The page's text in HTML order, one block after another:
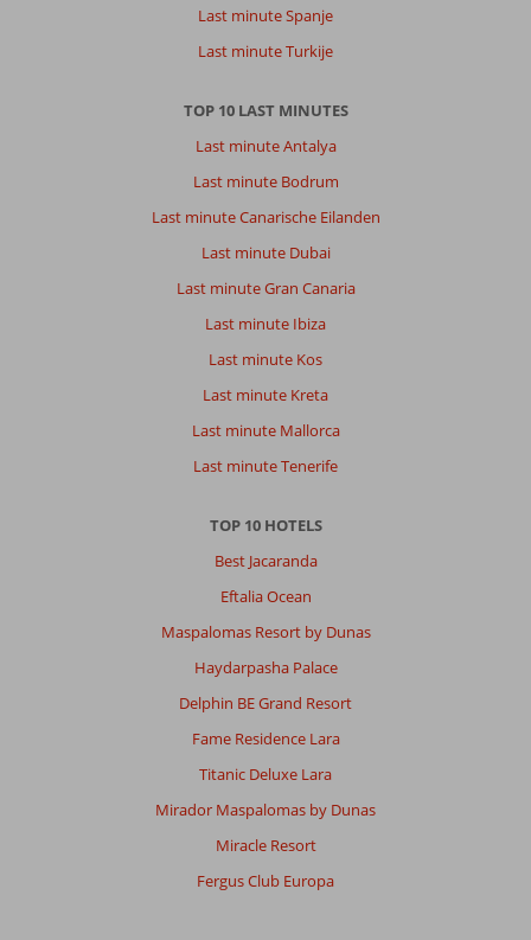
Last minute Spanje
Last minute Turkije
TOP 10 LAST MINUTES
Last minute Antalya
Last minute Bodrum
Last minute Canarische Eilanden
Last minute Dubai
Last minute Gran Canaria
Last minute Ibiza
Last minute Kos
Last minute Kreta
Last minute Mallorca
Last minute Tenerife
TOP 10 HOTELS
Best Jacaranda
Eftalia Ocean
Maspalomas Resort by Dunas
Haydarpasha Palace
Delphin BE Grand Resort
Fame Residence Lara
Titanic Deluxe Lara
Mirador Maspalomas by Dunas
Miracle Resort
Fergus Club Europa